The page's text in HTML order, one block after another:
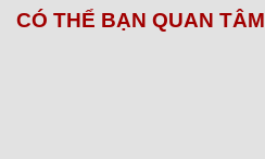
CÓ THỂ BẠN QUAN TÂM